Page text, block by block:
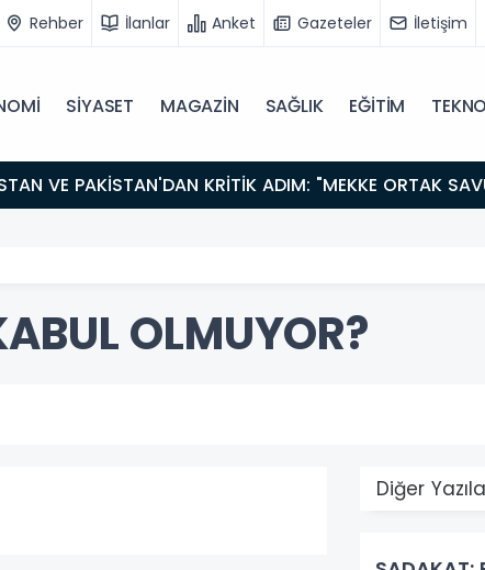
Rehber İlanlar Anket Gazeteler İletişim
SİYASET MAGAZİN SAĞLIK EĞİTİM
OLMUYOR?
Diğer